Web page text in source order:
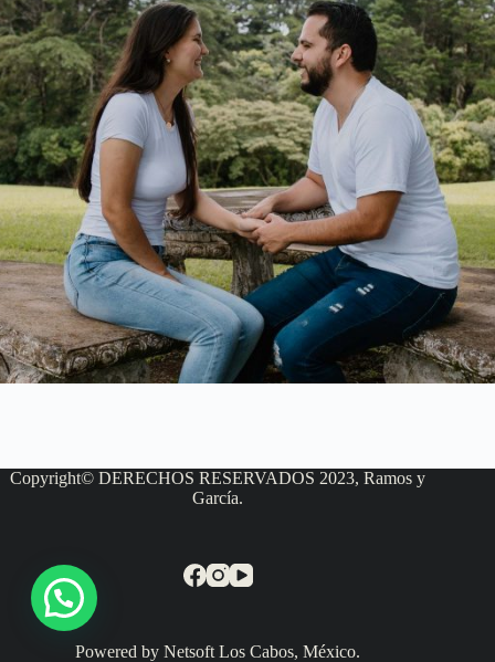
Copyright© DERECHOS RESERVADOS 2023, Ramos y
García.
Powered by Netsoft Los Cabos, México.